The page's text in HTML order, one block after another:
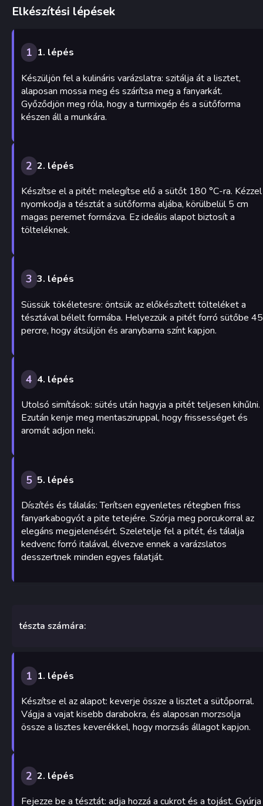
Elkészítési lépések
1 1. lépés
Készüljön fel a kulináris varázslatra: szitálja át a lisztet,
alaposan mossa meg és szárítsa meg a fanyarkát.
Győződjön meg róla, hogy a turmixgép és a sütőforma
készen áll a munkára.
2 2. lépés
Készítse el a pitét: melegítse elő a sütőt 180 °C-ra. Kézzel
nyomkodja a tésztát a sütőforma aljába, körülbelül 5 cm
magas peremet formázva. Ez ideális alapot biztosít a
tölteléknek.
3 3. lépés
Süssük tökéletesre: öntsük az előkészített tölteléket a
tésztával bélelt formába. Helyezzük a pitét forró sütőbe 45
percre, hogy átsüljön és aranybarna színt kapjon.
4 4. lépés
Utolsó simítások: sütés után hagyja a pitét teljesen kihűlni.
Ezután kenje meg mentasziruppal, hogy frissességet és
aromát adjon neki.
5 5. lépés
Díszítés és tálalás: Terítsen egyenletes rétegben friss
fanyarkabogyót a pite tetejére. Szórja meg porcukorral az
elegáns megjelenésért. Szeletelje fel a pitét, és tálalja
kedvenc forró italával, élvezve ennek a varázslatos
desszertnek minden egyes falatját.
tészta számára:
1 1. lépés
Készítse el az alapot: keverje össze a lisztet a sütőporral.
Vágja a vajat kisebb darabokra, és alaposan morzsolja
össze a lisztes keverékkel, hogy morzsás állagot kapjon.
2 2. lépés
Fejezze be a tésztát: adja hozzá a cukrot és a tojást. Gyúrja